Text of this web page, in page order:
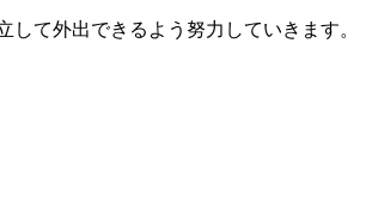
て外出できるよう努力していきます。